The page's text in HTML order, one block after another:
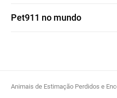
Pet911 no mundo
Animais de Estimação Perdidos e